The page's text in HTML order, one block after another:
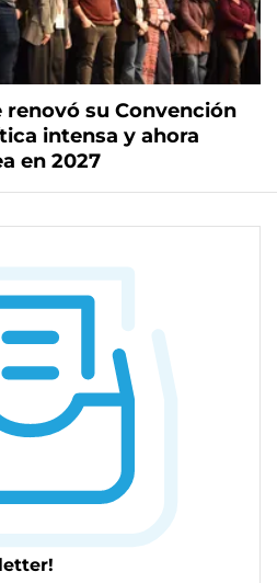
renovó su Convención
intensa y ahora
en 2027